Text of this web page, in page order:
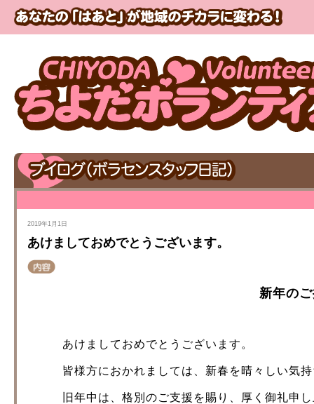
2019年1月1日
あけましておめでとうございます。
新年の
あけましておめでとうございます。
皆様方におかれましては、新春を晴々しい気
旧年中は、格別のご支援を賜り、厚く御礼申